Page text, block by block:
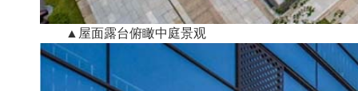
▲屋面露台俯瞰中庭景观